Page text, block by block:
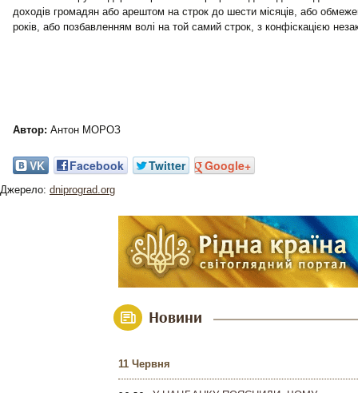
доходів громадян або арештом на строк до шести місяців, або
років, або позбавленням волі на той самий строк, з конфіскацією
Автор: Антон МОРОЗ
VK Facebook Twitter Google+
Джерело: dniprograd.org
Новини
11 Червня